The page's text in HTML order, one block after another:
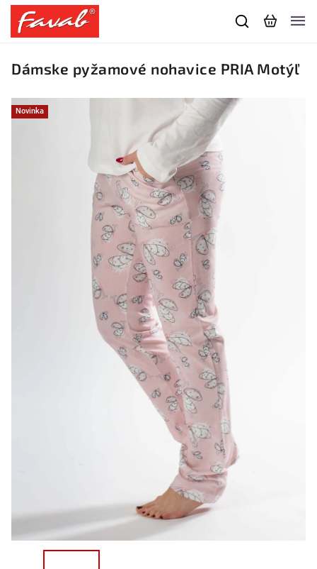
Dámske pyžamové nohavice PRIA Motýľ
Novinka